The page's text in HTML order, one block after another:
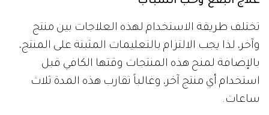
تختلف طريقة الاستخدام لهذه العلاجات بين منتج
وآخر، لذا يجب الالتزام بالتعليمات المثبتة على المنتج،
بالإضافة لمنح هذه المنتجات وقتها الكافي قبل
استخدام أي منتج آخر، وغالباً تقارب هذه المدة ثلاث
ساعات.